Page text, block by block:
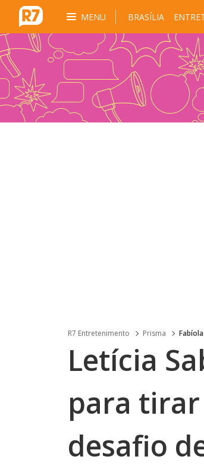
MENU BRASÍLIA
R7 Entretenimento Prisma
Letícia
para
desafio